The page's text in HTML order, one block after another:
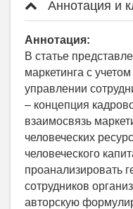
Аннотация и
Аннотация:
В статье
маркетинга с
управлении
– концепция
взаимосвязь
человеческих
человеческого
проанализировать
сотрудников
авторскую